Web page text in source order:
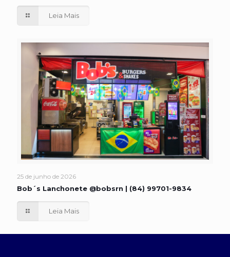
Leia Mais
25 de junho de 2026
Bob´s Lanchonete @bobsrn | (84) 99701-9834
Leia Mais